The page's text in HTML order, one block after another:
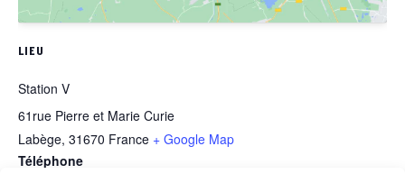
LIEU
Station V
61rue Pierre et Marie Curie
Labège, 31670 France + Google Map
Téléphone